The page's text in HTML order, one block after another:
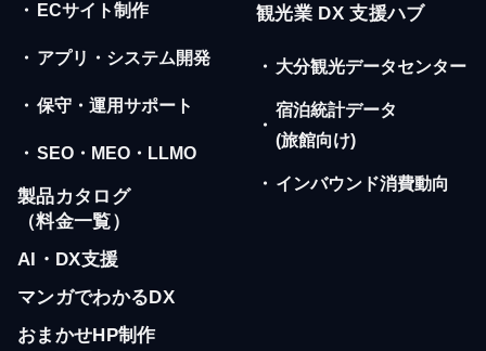
・ ECサイト制作
・ アプリ・システム開発
・ 保守・運用サポート
・ SEO・MEO・LLMO
製品カタログ
（料金一覧）
AI・DX支援
マンガでわかるDX
おまかせHP制作
観光業 DX 支援ハブ
・ 大分観光データセンター
・
宿泊統計データ
(旅館向け)
・ インバウンド消費動向